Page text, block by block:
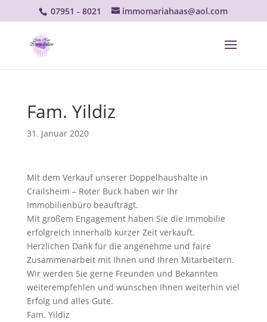
07951 - 8021 immomariahaas@aol.com
Fam. Yildiz
31. Januar 2020
Mit dem Verkauf unserer Doppelhaushalte in
Crailsheim – Roter Buck haben wir Ihr
Immobilienbüro beauftragt.
Mit großem Engagement haben Sie die Immobilie
erfolgreich innerhalb kurzer Zeit verkauft.
Herzlichen Dank für die angenehme und faire
Zusammenarbeit mit Ihnen und Ihren Mitarbeitern.
Wir werden Sie gerne Freunden und Bekannten
weiterempfehlen und wünschen Ihnen weiterhin viel
Erfolg und alles Gute.
Fam. Yildiz